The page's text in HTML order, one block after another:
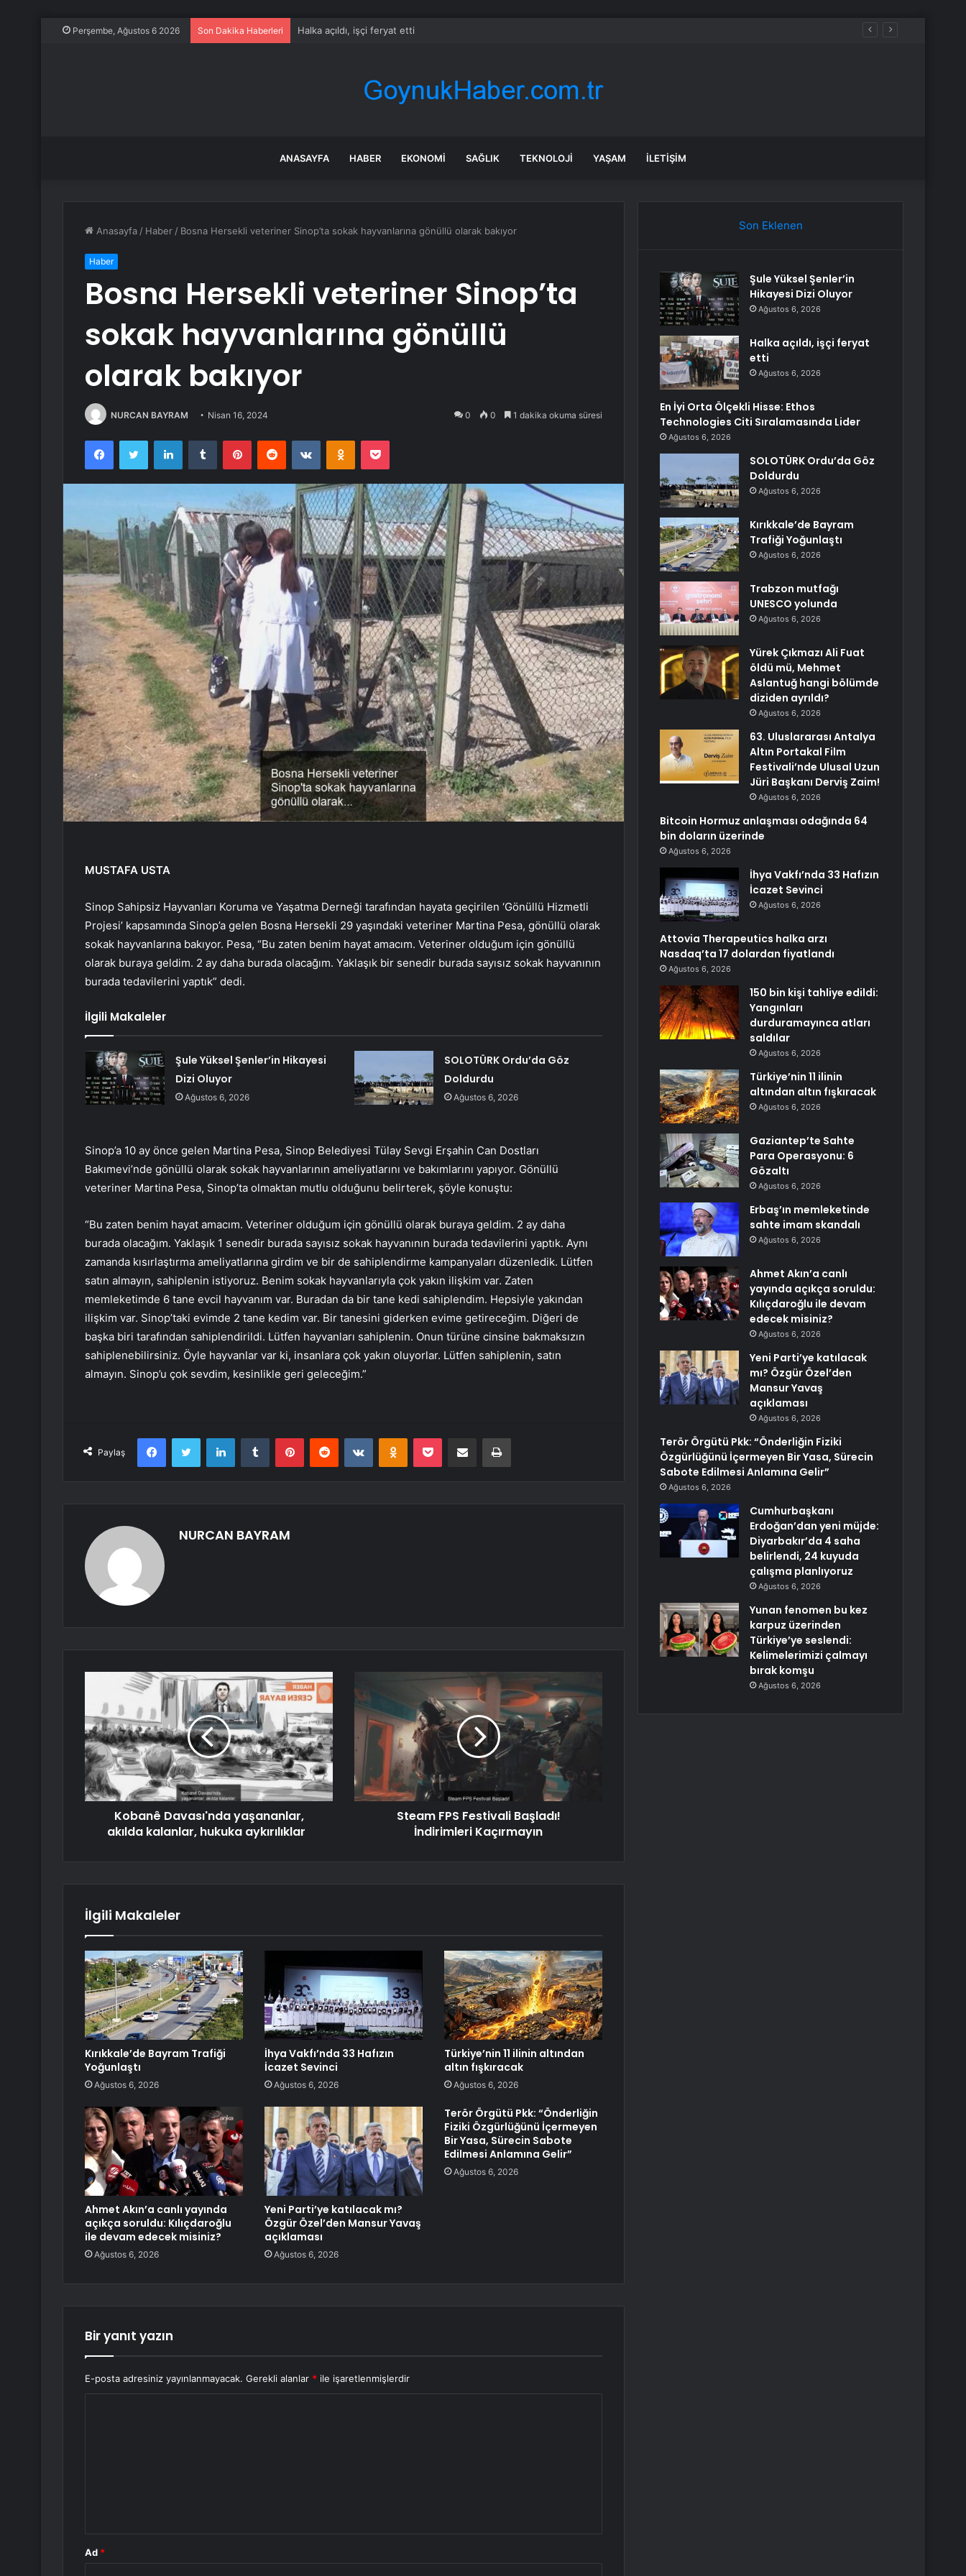
Perşembe, Ağustos 6 2026 Son Dakika Haberleri Halka açıldı, işçi feryat etti
ANASAYFA HABER EKONOMI SAĞLIK TEKNOLOJI YAŞAM İLETIŞIM
Anasayfa / Haber / Bosna Hersekli veteriner Sinop’ta sokak hayvanlarına gönüllü olarak bakıyor
Haber
Bosna Hersekli veteriner Sinop’ta
sokak hayvanlarına gönüllü
olarak bakıyor
NURCAN BAYRAM Nisan 16, 2024 0 0 1 dakika okuma süresi
FacebookTwitter LinkedInTumblr PinterestReddit VKontakteOdnoklassniki
Pocket
MUSTAFA USTA
Sinop Sahipsiz Hayvanları Koruma ve Yaşatma Derneği tarafından hayata geçirilen ‘Gönüllü Hizmetli
Projesi’ kapsamında Sinop’a gelen Bosna Hersekli 29 yaşındaki veteriner Martina Pesa, gönüllü olarak
sokak hayvanlarına bakıyor. Pesa, “Bu zaten benim hayat amacım. Veteriner olduğum için gönüllü
olarak buraya geldim. 2 ay daha burada olacağım. Yaklaşık bir senedir burada sayısız sokak hayvanının
burada tedavilerini yaptık” dedi.
İlgili Makaleler
Şule Yüksel Şenler’in Hikayesi
Dizi Oluyor
Ağustos 6, 2026
SOLOTÜRK Ordu’da Göz
Doldurdu
Ağustos 6, 2026
Sinop’a 10 ay önce gelen Martina Pesa, Sinop Belediyesi Tülay Sevgi Erşahin Can Dostları
Bakımevi’nde gönüllü olarak sokak hayvanlarının ameliyatlarını ve bakımlarını yapıyor. Gönüllü
veteriner Martina Pesa, Sinop’ta olmaktan mutlu olduğunu belirterek, şöyle konuştu:
“Bu zaten benim hayat amacım. Veteriner olduğum için gönüllü olarak buraya geldim. 2 ay daha
burada olacağım. Yaklaşık 1 senedir burada sayısız sokak hayvanının burada tedavilerini yaptık. Aynı
zamanda kısırlaştırma ameliyatlarına girdim ve bir de sahiplendirme kampanyaları düzenledik. Lütfen
satın almayın, sahiplenin istiyoruz. Benim sokak hayvanlarıyla çok yakın ilişkim var. Zaten
memleketimde 6 tane evcil hayvanım var. Buradan da bir tane kedi sahiplendim. Hepsiyle yakından
ilişkim var. Sinop’taki evimde 2 tane kedim var. Bir tanesini giderken evime getireceğim. Diğeri de
başka biri tarafından sahiplendirildi. Lütfen hayvanları sahiplenin. Onun türüne cinsine bakmaksızın
sahiplenebilirsiniz. Öyle hayvanlar var ki, insanlara çok yakın oluyorlar. Lütfen sahiplenin, satın
almayın. Sinop’u çok sevdim, kesinlikle geri geleceğim.”
Paylaş
FacebookTwitter LinkedInTumblr PinterestReddit VKontakteOdnoklassniki
Pocket E-Posta ile paylaş Yazdır
NURCAN BAYRAM
Kobanê Davası'nda yaşananlar,
akılda kalanlar, hukuka aykırılıklar
Steam FPS Festivali Başladı!
İndirimleri Kaçırmayın
İlgili Makaleler
Kırıkkale’de Bayram Trafiği
Yoğunlaştı
Ağustos 6, 2026
İhya Vakfı’nda 33 Hafızın
İcazet Sevinci
Ağustos 6, 2026
Türkiye’nin 11 ilinin altından
altın fışkıracak
Ağustos 6, 2026
Ahmet Akın’a canlı yayında
açıkça soruldu: Kılıçdaroğlu
ile devam edecek misiniz?
Ağustos 6, 2026
Yeni Parti’ye katılacak mı?
Özgür Özel’den Mansur Yavaş
açıklaması
Ağustos 6, 2026
Terör Örgütü Pkk: “Önderliğin
Fiziki Özgürlüğünü İçermeyen
Bir Yasa, Sürecin Sabote
Edilmesi Anlamına Gelir”
Ağustos 6, 2026
Bir yanıt yazın
E-posta adresiniz yayınlanmayacak. Gerekli alanlar * ile işaretlenmişlerdir
Ad *
Son Eklenen
Şule Yüksel Şenler’in
Hikayesi Dizi Oluyor
Ağustos 6, 2026
Halka açıldı, işçi feryat
etti
Ağustos 6, 2026
En İyi Orta Ölçekli Hisse: Ethos
Technologies Citi Sıralamasında Lider
Ağustos 6, 2026
SOLOTÜRK Ordu’da Göz
Doldurdu
Ağustos 6, 2026
Kırıkkale’de Bayram
Trafiği Yoğunlaştı
Ağustos 6, 2026
Trabzon mutfağı
UNESCO yolunda
Ağustos 6, 2026
Yürek Çıkmazı Ali Fuat
öldü mü, Mehmet
Aslantuğ hangi bölümde
diziden ayrıldı?
Ağustos 6, 2026
63. Uluslararası Antalya
Altın Portakal Film
Festivali’nde Ulusal Uzun
Jüri Başkanı Derviş Zaim!
Ağustos 6, 2026
Bitcoin Hormuz anlaşması odağında 64
bin doların üzerinde
Ağustos 6, 2026
İhya Vakfı’nda 33 Hafızın
İcazet Sevinci
Ağustos 6, 2026
Attovia Therapeutics halka arzı
Nasdaq’ta 17 dolardan fiyatlandı
Ağustos 6, 2026
150 bin kişi tahliye edildi:
Yangınları
durduramayınca atları
saldılar
Ağustos 6, 2026
Türkiye’nin 11 ilinin
altından altın fışkıracak
Ağustos 6, 2026
Gaziantep’te Sahte
Para Operasyonu: 6
Gözaltı
Ağustos 6, 2026
Erbaş’ın memleketinde
sahte imam skandalı
Ağustos 6, 2026
Ahmet Akın’a canlı
yayında açıkça soruldu:
Kılıçdaroğlu ile devam
edecek misiniz?
Ağustos 6, 2026
Yeni Parti’ye katılacak
mı? Özgür Özel’den
Mansur Yavaş
açıklaması
Ağustos 6, 2026
Terör Örgütü Pkk: “Önderliğin Fiziki
Özgürlüğünü İçermeyen Bir Yasa, Sürecin
Sabote Edilmesi Anlamına Gelir”
Ağustos 6, 2026
Cumhurbaşkanı
Erdoğan’dan yeni müjde:
Diyarbakır’da 4 saha
belirlendi, 24 kuyuda
çalışma planlıyoruz
Ağustos 6, 2026
Yunan fenomen bu kez
karpuz üzerinden
Türkiye’ye seslendi:
Kelimelerimizi çalmayı
bırak komşu
Ağustos 6, 2026